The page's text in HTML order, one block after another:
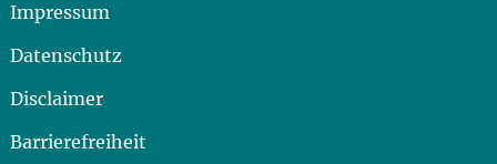
Impressum
Datenschutz
Disclaimer
Barrierefreiheit